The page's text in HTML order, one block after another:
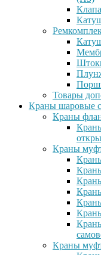
Товары
Краны шаровые
Краны
Краны
Краны